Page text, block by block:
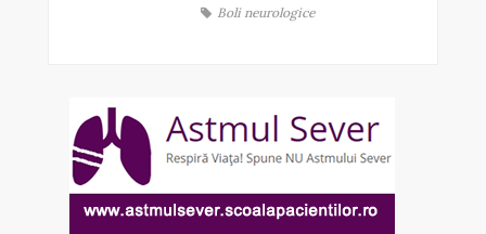
Boli neurologice